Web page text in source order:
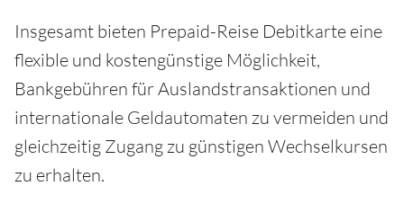
Insgesamt bieten Prepaid-Reise Debitkarte eine
flexible und kostengünstige Möglichkeit,
Bankgebühren für Auslandstransaktionen und
internationale Geldautomaten zu vermeiden und
gleichzeitig Zugang zu günstigen Wechselkursen
zu erhalten.